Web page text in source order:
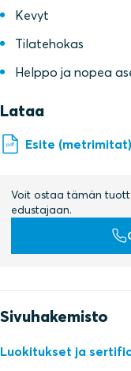
Kevyt
Tilatehokas
Helppo ja nopea
Lataa
Esite (metrimitat)
Voit ostaa tämän
edustajaan.
Sivuhakemisto
Luokitukset ja